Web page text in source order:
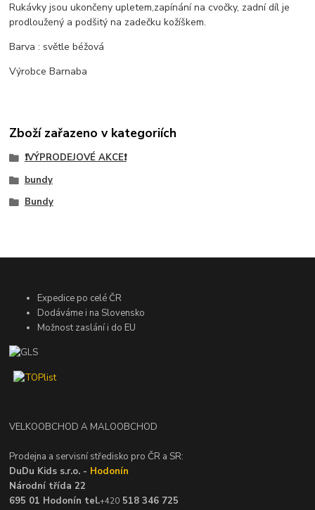
Rukávky jsou ukončeny upletem,zapínání na cvočky, zadní díl je
prodloužený a podšitý na zadečku kožíškem.
Barva : světle béžová
Výrobce Barnaba
Zboží zařazeno v kategoriích
❗VÝPRODEJOVÉ AKCE❗
bundy
Bundy
Expedice po celé ČR
Dodáváme i na Slovensko
Možnost zaslání i do EU
VELKOOBCHOD A MALOOBCHOD
Prodejna a servisní středisko pro ČR a SR:
DuDu Kids s.r.o. - Hodonín
Národní třída 22
695 01 Hodonín tel.+420 518 346 725